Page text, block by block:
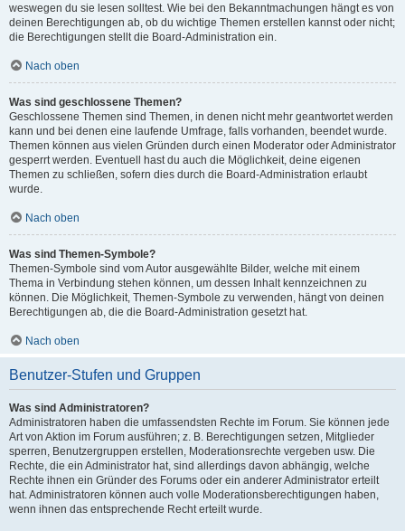
weswegen du sie lesen solltest. Wie bei den Bekanntmachungen hängt es von
deinen Berechtigungen ab, ob du wichtige Themen erstellen kannst oder nicht;
die Berechtigungen stellt die Board-Administration ein.
Nach oben
Was sind geschlossene Themen?
Geschlossene Themen sind Themen, in denen nicht mehr geantwortet werden
kann und bei denen eine laufende Umfrage, falls vorhanden, beendet wurde.
Themen können aus vielen Gründen durch einen Moderator oder Administrator
gesperrt werden. Eventuell hast du auch die Möglichkeit, deine eigenen
Themen zu schließen, sofern dies durch die Board-Administration erlaubt
wurde.
Nach oben
Was sind Themen-Symbole?
Themen-Symbole sind vom Autor ausgewählte Bilder, welche mit einem
Thema in Verbindung stehen können, um dessen Inhalt kennzeichnen zu
können. Die Möglichkeit, Themen-Symbole zu verwenden, hängt von deinen
Berechtigungen ab, die die Board-Administration gesetzt hat.
Nach oben
Benutzer-Stufen und Gruppen
Was sind Administratoren?
Administratoren haben die umfassendsten Rechte im Forum. Sie können jede
Art von Aktion im Forum ausführen; z. B. Berechtigungen setzen, Mitglieder
sperren, Benutzergruppen erstellen, Moderationsrechte vergeben usw. Die
Rechte, die ein Administrator hat, sind allerdings davon abhängig, welche
Rechte ihnen ein Gründer des Forums oder ein anderer Administrator erteilt
hat. Administratoren können auch volle Moderationsberechtigungen haben,
wenn ihnen das entsprechende Recht erteilt wurde.